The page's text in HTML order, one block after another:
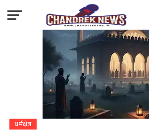
धर्मक्षेत्र